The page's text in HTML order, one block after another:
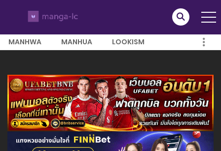
MANHWA MANHUA LOOKISM